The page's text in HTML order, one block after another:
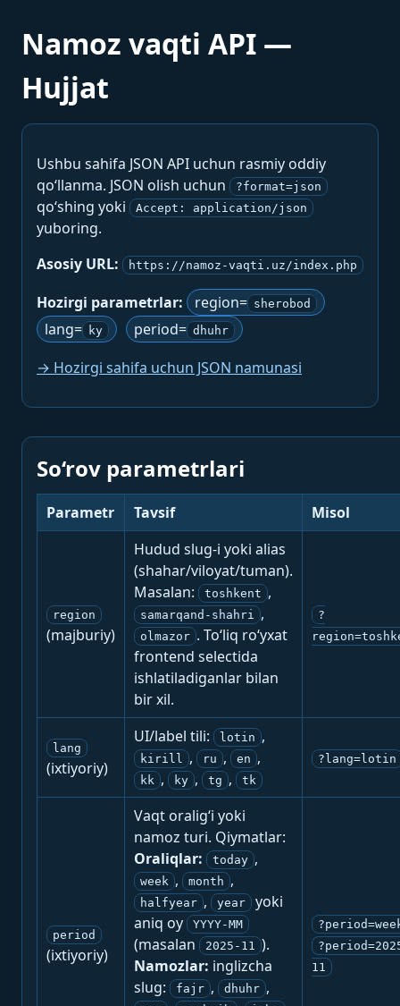
Namoz vaqti API —
Hujjat
Ushbu sahifa JSON API uchun rasmiy oddiy
qo‘llanma. JSON olish uchun
?format=json
qo‘shing yoki Accept: application/json
yuboring.
Asosiy URL:
https://namoz-vaqti.uz/index.php
Hozirgi parametrlar: region= sherobod
lang= ky period= dhuhr
→ Hozirgi sahifa uchun JSON namunasi
So‘rov parametrlari
Parametr Tavsif Misol
region
(majburiy)
Hudud slug-i yoki alias
(shahar/viloyat/tuman).
Masalan:
toshkent ,
samarqand-shahri ,
olmazor . To‘liq ro‘yxat
frontend selectida
ishlatiladiganlar bilan
bir xil.
?
lang
(ixtiyoriy)
UI/label tili: lotin ,
kirill , ru , en ,
kk , ky , tg , tk
?lang=lotin
period
(ixtiyoriy)
Vaqt oralig‘i yoki
namoz turi. Qiymatlar:
Oraliqlar:
today ,
week , month ,
halfyear , year
yoki
aniq oy
YYYY-MM
(masalan 2025-11 ).
Namozlar: inglizcha
slug:
fajr , dhuhr ,
11